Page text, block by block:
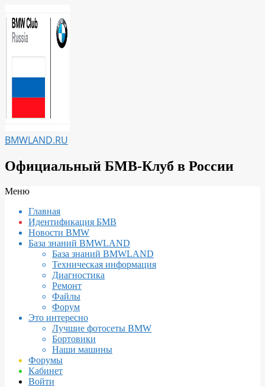
к
содержимому
BMWLAND.RU
Официальный БМВ-Клуб в России
Вторичное
навигации
Меню
Главная
Идентификация БМВ
Новости BMW
База знаний BMWLAND
База знаний BMWLAND
Техническая информация
Диагностика
Ремонт
Файлы
Форум
Это интересно
Лучшие фотосеты BMW
Бортовики
Наши машины
Форумы
Кабинет
Войти